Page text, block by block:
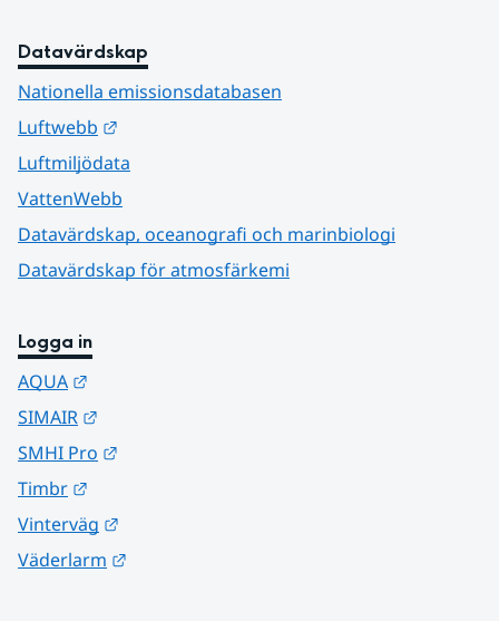
Datavärdskap
Nationella emissionsdatabasen
Luftwebb
Luftmiljödata
VattenWebb
Datavärdskap, oceanografi och marinbiologi
Datavärdskap för atmosfärkemi
Logga in
AQUA
SIMAIR
SMHI Pro
Timbr
Vinterväg
Väderlarm